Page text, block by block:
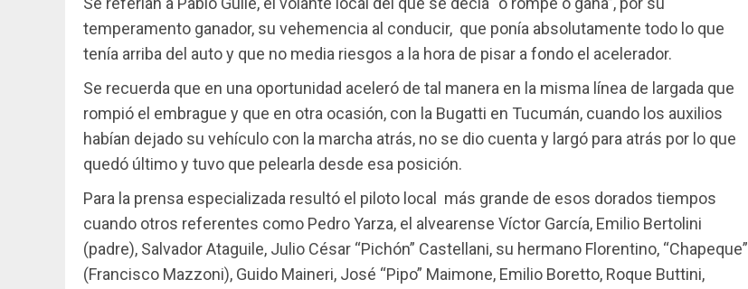
temperamento ganador, su vehemencia al conducir, que ponía absolutamente todo lo que
tenía arriba del auto y que no media riesgos a la hora de pisar a fondo el acelerador.
Se recuerda que en una oportunidad aceleró de tal manera en la misma línea de largada que
rompió el embrague y que en otra ocasión, con la Bugatti en Tucumán, cuando los auxilios
habían dejado su vehículo con la marcha atrás, no se dio cuenta y largó para atrás por lo que
quedó último y tuvo que pelearla desde esa posición.
Para la prensa especializada resultó el piloto local más grande de esos dorados tiempos
cuando otros referentes como Pedro Yarza, el alvearense Víctor García, Emilio Bertolini
(padre), Salvador Ataguile, Julio César “Pichón” Castellani, su hermano Florentino, “Chapeque”
(Francisco Mazzoni), Guido Maineri, José “Pipo” Maimone, Emilio Boretto, Roque Buttini,